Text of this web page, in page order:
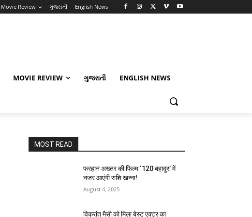
Movie Review ગુજરાતી English News
MOVIE REVIEW ગુજરાતી ENGLISH NEWS
MOST READ
फरहान अख्तर की फिल्म ‘120 बहादुर’ में
नजर आएंगी राशि खन्ना!
August 4, 2025
विक्रांत मैसी को मिला बेस्ट एक्टर का